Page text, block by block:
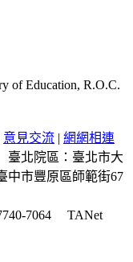
of Education, R.O.C.
意見交流 | 網網相連
臺北院區：臺北市大
中市豐原區師範街67
7064
TANet